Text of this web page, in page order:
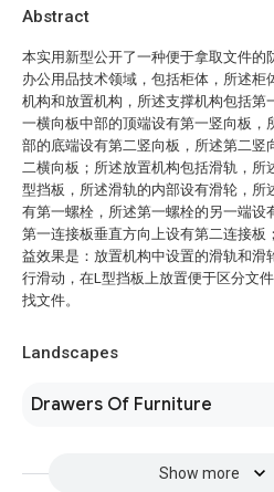
Abstract
本实用新型公开了一种便于拿取文件的
办公用品技术领域，包括柜体，所述柜
机构和放置机构，所述支撑机构包括第
一横向板中部的顶端设有第一竖向板，
部的底端设有第二竖向板，所述第二竖
二横向板；所述放置机构包括滑轨，所
型挡板，所述滑轨的内部设有滑轮，所
有第一螺栓，所述第一螺栓的另一端设
第一连接板垂直方向上设有第二连接板
益效果是：放置机构中设置的滑轨和滑
行滑动，在L型挡板上放置便于区分文
找文件。
Landscapes
Drawers Of Furniture
Show more